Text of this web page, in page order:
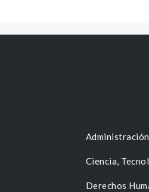
Ciencia,
Derechos